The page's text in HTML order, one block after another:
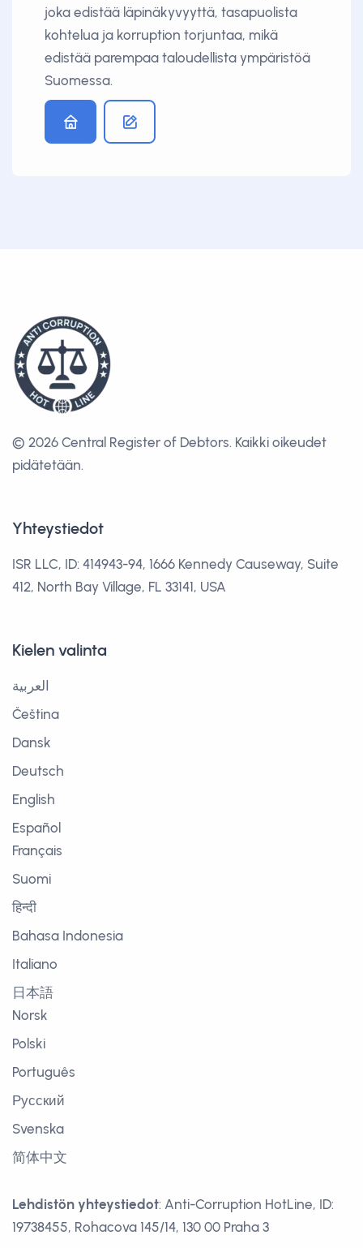
joka edistää läpinäkyvyyttä, tasapuolista
kohtelua ja korruption torjuntaa, mikä
edistää parempaa taloudellista ympäristöä
Suomessa.
© 2026 Central Register of Debtors. Kaikki oikeudet
pidätetään.
Yhteystiedot
ISR LLC, ID: 414943-94, 1666 Kennedy Causeway, Suite
412, North Bay Village, FL 33141, USA
Kielen valinta
العربية
Čeština
Dansk
Deutsch
English
Español
Français
Suomi
हिन्दी
Bahasa Indonesia
Italiano
日本語
Norsk
Polski
Português
Русский
Svenska
简体中文
Lehdistön yhteystiedot: Anti-Corruption HotLine, ID:
19738455, Rohacova 145/14, 130 00 Praha 3